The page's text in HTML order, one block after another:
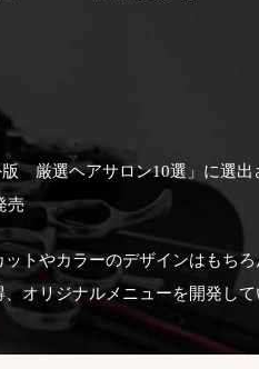
厳選ヘアサロン10選」に選出
売
トやカラーのデザインはもち
オリジナルメニューを開発して